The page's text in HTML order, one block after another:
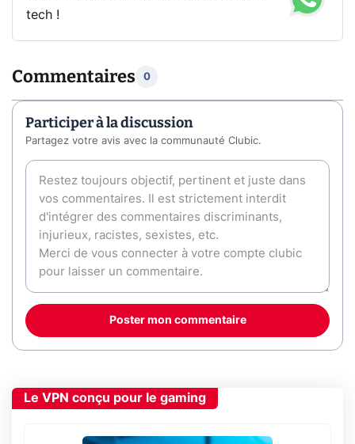
tech !
Commentaires 0
Participer à la discussion
Partagez votre avis avec la communauté Clubic.
Poster mon commentaire
Le VPN conçu pour le gaming